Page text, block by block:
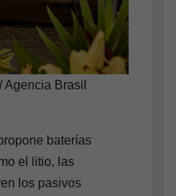
Agencia Brasil
baterías
el litio, las
los pasivos